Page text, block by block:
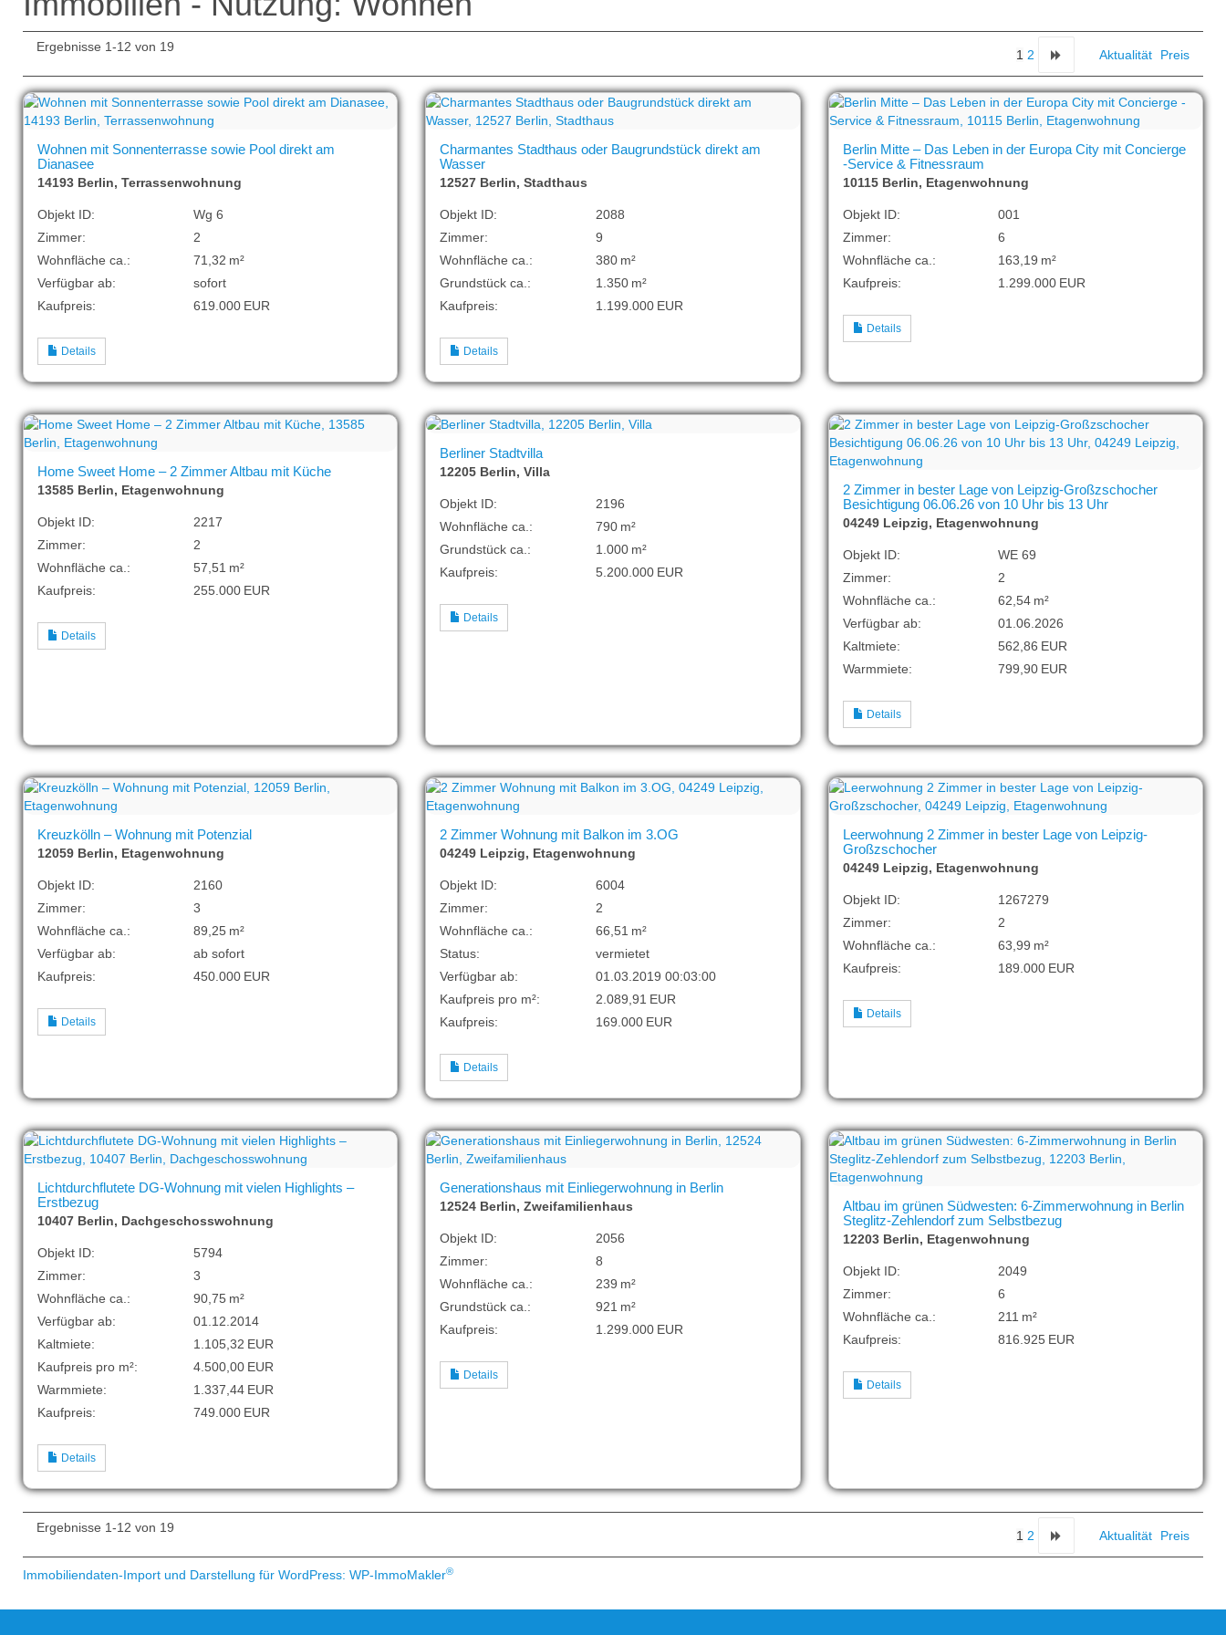
Ergebnisse 1-12 von 19
1 2 Aktualität Preis
Wohnen mit Sonnenterrasse sowie Pool direkt am
Dianasee
14193 Berlin, Terrassenwohnung
Objekt ID:
Wg 6
Zimmer:
2
Wohnfläche ca.:
71,32 m²
Verfügbar ab:
sofort
Kaufpreis:
619.000 EUR
Details
Charmantes Stadthaus oder Baugrundstück direkt am
Wasser
12527 Berlin, Stadthaus
Objekt ID:
2088
Zimmer:
9
Wohnfläche ca.:
380 m²
Grund­stück ca.:
1.350 m²
Kaufpreis:
1.199.000 EUR
Details
Berlin Mitte – Das Leben in der Europa City mit Concierge
-Service & Fitnessraum
10115 Berlin, Etagenwohnung
Objekt ID:
001
Zimmer:
6
Wohnfläche ca.:
163,19 m²
Kaufpreis:
1.299.000 EUR
Details
Home Sweet Home – 2 Zimmer Altbau mit Küche
13585 Berlin, Etagenwohnung
Objekt ID:
2217
Zimmer:
2
Wohnfläche ca.:
57,51 m²
Kaufpreis:
255.000 EUR
Details
Berliner Stadtvilla
12205 Berlin, Villa
Objekt ID:
2196
Wohnfläche ca.:
790 m²
Grund­stück ca.:
1.000 m²
Kaufpreis:
5.200.000 EUR
Details
2 Zimmer in bester Lage von Leipzig-Großzschocher
Besichtigung 06.06.26 von 10 Uhr bis 13 Uhr
04249 Leipzig, Etagenwohnung
Objekt ID:
WE 69
Zimmer:
2
Wohnfläche ca.:
62,54 m²
Verfügbar ab:
01.06.2026
Kaltmiete:
562,86 EUR
Warmmiete:
799,90 EUR
Details
Kreuzkölln – Wohnung mit Potenzial
12059 Berlin, Etagenwohnung
Objekt ID:
2160
Zimmer:
3
Wohnfläche ca.:
89,25 m²
Verfügbar ab:
ab sofort
Kaufpreis:
450.000 EUR
Details
2 Zimmer Wohnung mit Balkon im 3.OG
04249 Leipzig, Etagenwohnung
Objekt ID:
6004
Zimmer:
2
Wohnfläche ca.:
66,51 m²
Status:
vermietet
Verfügbar ab:
01.03.2019 00:03:00
Kaufpreis pro m²:
2.089,91 EUR
Kaufpreis:
169.000 EUR
Details
Leerwohnung 2 Zimmer in bester Lage von Leipzig-
Großzschocher
04249 Leipzig, Etagenwohnung
Objekt ID:
1267279
Zimmer:
2
Wohnfläche ca.:
63,99 m²
Kaufpreis:
189.000 EUR
Details
Lichtdurchflutete DG-Wohnung mit vielen Highlights –
Erstbezug
10407 Berlin, Dachgeschosswohnung
Objekt ID:
5794
Zimmer:
3
Wohnfläche ca.:
90,75 m²
Verfügbar ab:
01.12.2014
Kaltmiete:
1.105,32 EUR
Kaufpreis pro m²:
4.500,00 EUR
Warmmiete:
1.337,44 EUR
Kaufpreis:
749.000 EUR
Details
Generationshaus mit Einliegerwohnung in Berlin
12524 Berlin, Zweifamilienhaus
Objekt ID:
2056
Zimmer:
8
Wohnfläche ca.:
239 m²
Grund­stück ca.:
921 m²
Kaufpreis:
1.299.000 EUR
Details
Altbau im grünen Südwesten: 6-Zimmerwohnung in Berlin
Steglitz-Zehlendorf zum Selbstbezug
12203 Berlin, Etagenwohnung
Objekt ID:
2049
Zimmer:
6
Wohnfläche ca.:
211 m²
Kaufpreis:
816.925 EUR
Details
Ergebnisse 1-12 von 19
1 2 Aktualität Preis
Immobiliendaten-Import und Darstellung für WordPress: WP-ImmoMakler®